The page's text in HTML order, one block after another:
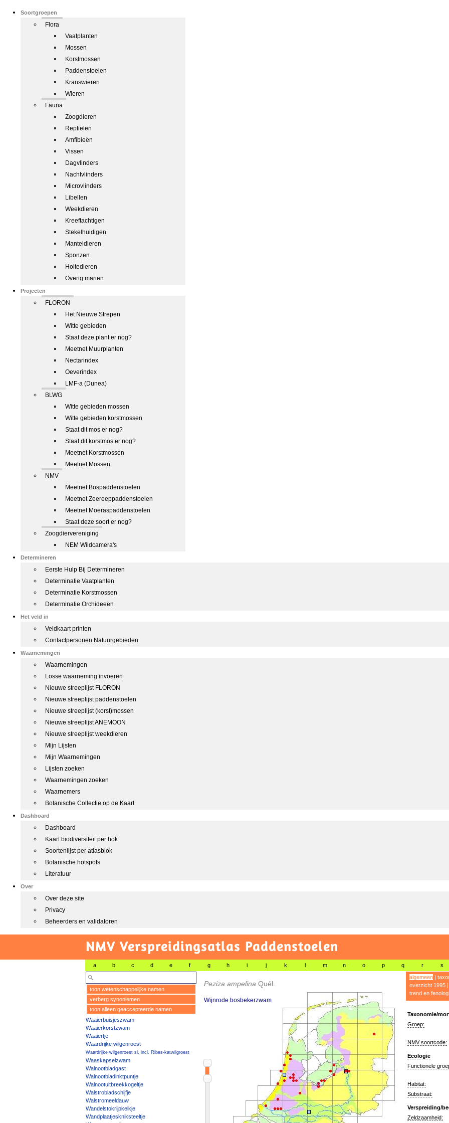
Soortgroepen
Flora
Vaatplanten
Mossen
Korstmossen
Paddenstoelen
Kranswieren
Wieren
Fauna
Zoogdieren
Reptielen
Amfibieën
Vissen
Dagvlinders
Nachtvlinders
Microvlinders
Libellen
Weekdieren
Kreeftachtigen
Stekelhuidigen
Manteldieren
Sponzen
Holtedieren
Overig marien
Projecten
FLORON
Het Nieuwe Strepen
Witte gebieden
Staat deze plant er nog?
Meetnet Muurplanten
Nectarindex
Oeverindex
LMF-a (Dunea)
BLWG
Witte gebieden mossen
Witte gebieden korstmossen
Staat dit mos er nog?
Staat dit korstmos er nog?
Meetnet Korstmossen
Meetnet Mossen
NMV
Meetnet Bospaddenstoelen
Meetnet Zeereeppaddenstoelen
Meetnet Moeraspaddenstoelen
Staat deze soort er nog?
Zoogdiervereniging
NEM Wildcamera's
Determineren
Eerste Hulp Bij Determineren
Determinatie Vaatplanten
Determinatie Korstmossen
Determinatie Orchideeën
Het veld in
Veldkaart printen
Contactpersonen Natuurgebieden
Waarnemingen
Waarnemingen
Losse waarneming invoeren
Nieuwe streeplijst FLORON
Nieuwe streeplijst paddenstoelen
Nieuwe streeplijst (korst)mossen
Nieuwe streeplijst ANEMOON
Nieuwe streeplijst weekdieren
Mijn Lijsten
Mijn Waarnemingen
Lijsten zoeken
Waarnemingen zoeken
Waarnemers
Botanische Collectie op de Kaart
Dashboard
Dashboard
Kaart biodiversiteit per hok
Soortenlijst per atlasblok
Botanische hotspots
Literatuur
Over
Over deze site
Privacy
Beheerders en validatoren
NMV Verspreidingsatlas Paddenstoelen
a b c d e f g h i j k l m n o p q r s
toon wetenschappelijke namen
verberg synoniemen
toon alleen geaccepteerde namen
Waaierbuisjeszwam
Waaierkorstzwam
Waaiertje
Waardrijke wilgenroest
Waardrijke wilgenroest sl, incl. Ribes-katwilgroest
Waaskapselzwam
Walnootbladgast
Walnootbladinktpuntje
Walnootuitbreekkogeltje
Walstrobladschijfje
Walstromeeldauw
Wandelstokrijpkelkje
Wandplaatjeskniksteeltje
Peziza ampelina Quél.
Wijnrode bosbekerzwam
algemeen|
overzicht 1995|
trend en
Taxonomie/
Groep:
NMV soortcode:
Ecologie
Functionele
Habitat:
Substraat:
Verspreiding/
Zeldzaamheid: